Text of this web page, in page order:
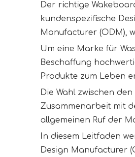
Der richtige
kundenspezifische
Manufacturer (ODM),
Um eine Marke für
Beschaffung
Produkte zum Leben
Die Wahl zwischen
Zusammenarbeit mit
allgemeinen Ruf der
In diesem Leitfaden
Design Manufacturer